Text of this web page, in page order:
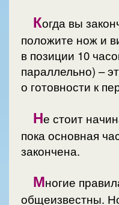
Когда вы
положите нож и
в позиции 10 часов 20
параллельно) –
о готовности к
Не стоит
пока основная
закончена.
Многие
общеизвестны.